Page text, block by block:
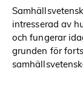
intresserad av
och fungerar
grunden för